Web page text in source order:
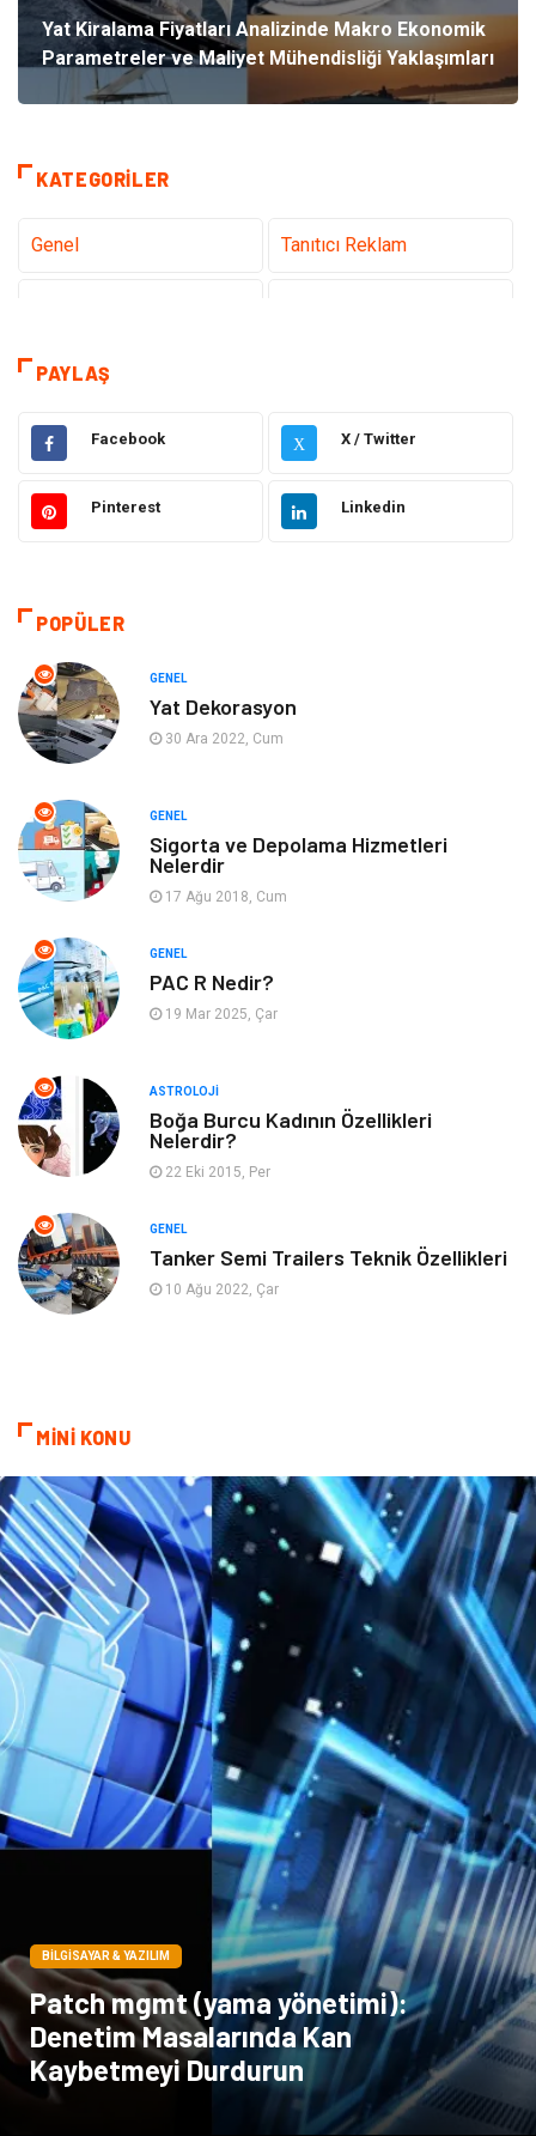
Yat Kiralama Fiyatları Analizinde Makro Ekonomik
Parametreler ve Maliyet Mühendisliği Yaklaşımları
KATEGORILER
Genel Tanıtıcı Reklam
Teknoloji & İnternet
Elektrik & Elektronik Dekorasyon
Güzellik ve Bakım Eğitim
Makine
Eğitim ve Kariyer
Gıda Organizasyon
Spor
Tatil Hobi
Genel Kültür
Müzik
Mobilya
Finans
Aksesuar
Astroloji
PAYLAŞ
Facebook X X / Twitter
Pinterest Linkedin
POPÜLER
GENEL
Yat Dekorasyon
30 Ara 2022, Cum
GENEL
Sigorta ve Depolama Hizmetleri
Nelerdir
17 Ağu 2018, Cum
GENEL
PAC R Nedir?
19 Mar 2025, Çar
ASTROLOJI
Boğa Burcu Kadının Özellikleri
Nelerdir?
22 Eki 2015, Per
GENEL
Tanker Semi Trailers Teknik Özellikleri
10 Ağu 2022, Çar
MİNİ KONU
BILGISAYAR & YAZILIM
Patch mgmt (yama yönetimi):
Denetim Masalarında Kan
Kaybetmeyi Durdurun